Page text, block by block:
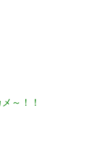
～！！